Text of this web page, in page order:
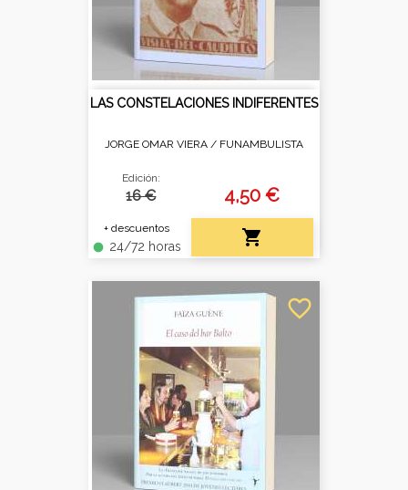
LAS CONSTELACIONES INDIFERENTES
JORGE OMAR VIERA / FUNAMBULISTA
Edición:
16 €
+ descuentos
fiber_manual_record 24/72 horas
4,50 €

favorite_border